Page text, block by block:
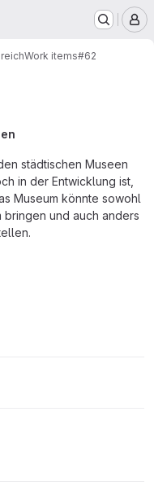
Work items#62
städtischen Museen
in der Entwicklung ist,
Museum könnte sowohl
und auch anders